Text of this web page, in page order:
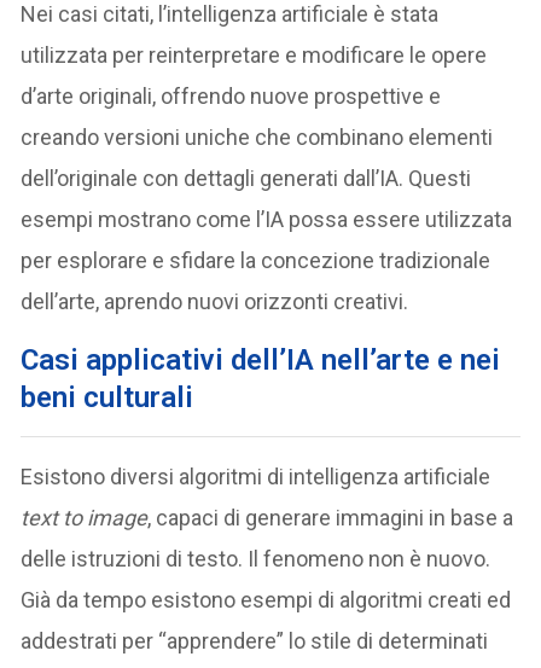
Nei casi citati, l’intelligenza artificiale è stata
utilizzata per reinterpretare e modificare le opere
d’arte originali, offrendo nuove prospettive e
creando versioni uniche che combinano elementi
dell’originale con dettagli generati dall’IA. Questi
esempi mostrano come l’IA possa essere utilizzata
per esplorare e sfidare la concezione tradizionale
dell’arte, aprendo nuovi orizzonti creativi.
Casi applicativi dell’IA nell’arte e nei
beni culturali
Esistono diversi algoritmi di intelligenza artificiale
text to image, capaci di generare immagini in base a
delle istruzioni di testo. Il fenomeno non è nuovo.
Già da tempo esistono esempi di algoritmi creati ed
addestrati per “apprendere” lo stile di determinati